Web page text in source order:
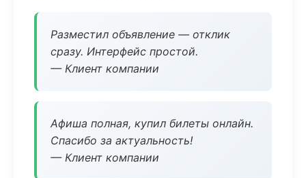
Разместил объявление — отклик
сразу. Интерфейс простой.
— Клиент компании
Афиша полная, купил билеты онлайн.
Спасибо за актуальность!
— Клиент компании